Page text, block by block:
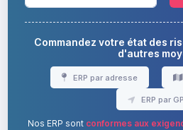
Commandez votre état des
d'autres
ERP par adresse
ERP par
Nos ERP sont conformes aux